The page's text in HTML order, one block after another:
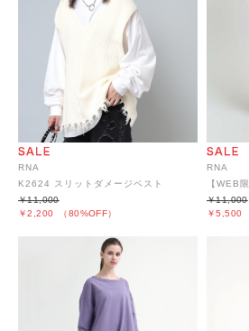
RNA
K2624 スリットダメージベスト
￥2,200 （80%OFF）
￥11,000
RNA
￥5,500
￥11,000